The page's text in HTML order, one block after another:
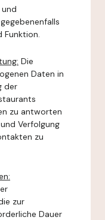
Funktion.
Die
Daten in
der
zu antworten
Verfolgung
zu
zur
Dauer